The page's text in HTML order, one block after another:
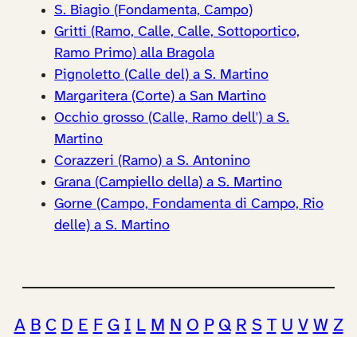
S. Biagio (Fondamenta, Campo)
Gritti (Ramo, Calle, Calle, Sottoportico,
Ramo Primo) alla Bragola
Pignoletto (Calle del) a S. Martino
Margaritera (Corte) a San Martino
Occhio grosso (Calle, Ramo dell') a S.
Martino
Corazzeri (Ramo) a S. Antonino
Grana (Campiello della) a S. Martino
Gorne (Campo, Fondamenta di Campo, Rio
delle) a S. Martino
A B C D E F G I L M N O P Q R S T U V W Z